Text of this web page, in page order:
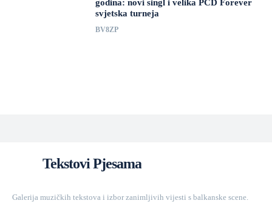
godina: novi singl i velika PCD Forever
svjetska turneja
BV8ZP
Tekstovi Pjesama
Galerija muzičkih tekstova i izbor zanimljivih vijesti s balkanske scene.